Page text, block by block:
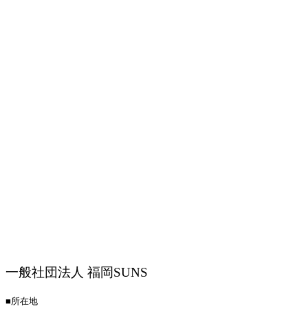
一般社団法人 福岡SUNS
■所在地